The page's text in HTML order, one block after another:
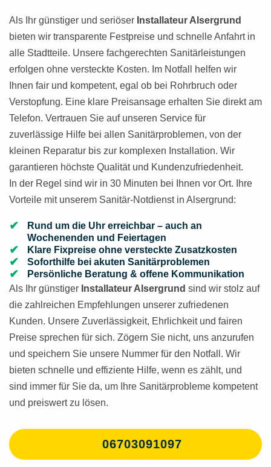
Als Ihr günstiger und seriöser Installateur Alsergrund
bieten wir transparente Festpreise und schnelle Anfahrt in
alle Stadtteile. Unsere fachgerechten Sanitärleistungen
erfolgen ohne versteckte Kosten. Im Notfall helfen wir
Ihnen fair und kompetent, egal ob bei Rohrbruch oder
Verstopfung. Eine klare Preisansage erhalten Sie direkt am
Telefon. Vertrauen Sie auf unseren Service für
zuverlässige Hilfe bei allen Sanitärproblemen, von der
kleinen Reparatur bis zur komplexen Installation. Wir
garantieren höchste Qualität und Kundenzufriedenheit.
In der Regel sind wir in 30 Minuten bei Ihnen vor Ort. Ihre
Vorteile mit unserem Sanitär-Notdienst in Alsergrund:
Rund um die Uhr erreichbar – auch an
Wochenenden und Feiertagen
Klare Fixpreise ohne versteckte Zusatzkosten
Soforthilfe bei akuten Sanitärproblemen
Persönliche Beratung & offene Kommunikation
Als Ihr günstiger Installateur Alsergrund sind wir stolz auf
die zahlreichen Empfehlungen unserer zufriedenen
Kunden. Unsere Zuverlässigkeit, Ehrlichkeit und fairen
Preise sprechen für sich. Zögern Sie nicht, uns anzurufen
und speichern Sie unsere Nummer für den Notfall. Wir
bieten schnelle und effiziente Hilfe, wenn es zählt, und
sind immer für Sie da, um Ihre Sanitärprobleme kompetent
und preiswert zu lösen.
06703091097